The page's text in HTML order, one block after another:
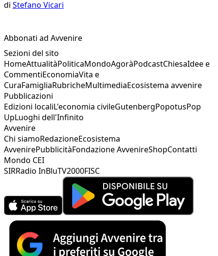
di Stefano Vicari
Abbonati ad Avvenire
Sezioni del sito
HomeAttualitàPoliticaMondoAgoràPodcastChiesaIdee e
CommentiEconomiaVita e
CuraFamigliaRubricheMultimediaEcosistema avvenire
Pubblicazioni
Edizioni localiL'economia civileGutenbergPopotusPop
UpLuoghi dell'Infinito
Avvenire
Chi siamoRedazioneEcosistema
AvvenirePubblicitàFondazione AvvenireShopContatti
Mondo CEI
SIRRadio InBluTV2000FISC